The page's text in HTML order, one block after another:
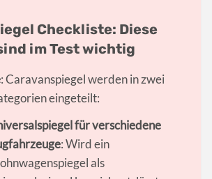
Checkliste: Diese
im Test wichtig
: Caravanspiegel werden in zwei
eingeteilt:
für verschiedene
: Wird ein
als